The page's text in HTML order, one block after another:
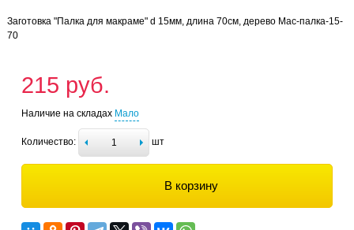
Заготовка "Палка для макраме" d 15мм, длина 70см, дерево Мас-палка-15-
70
215 руб.
Наличие на складах Мало
Количество: шт
В корзину